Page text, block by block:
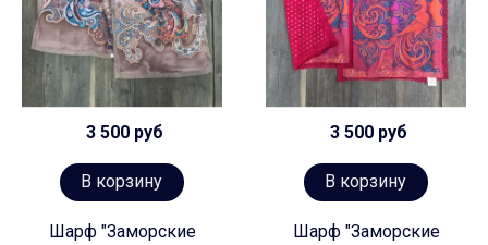
3 500 руб
В корзину
Шарф "Заморские
3 500 руб
В корзину
Шарф "Заморские